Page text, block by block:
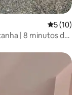
5 de uma
5 (10)
| 8 minutos da